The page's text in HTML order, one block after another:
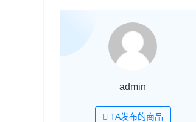
admin
TA发布的商品